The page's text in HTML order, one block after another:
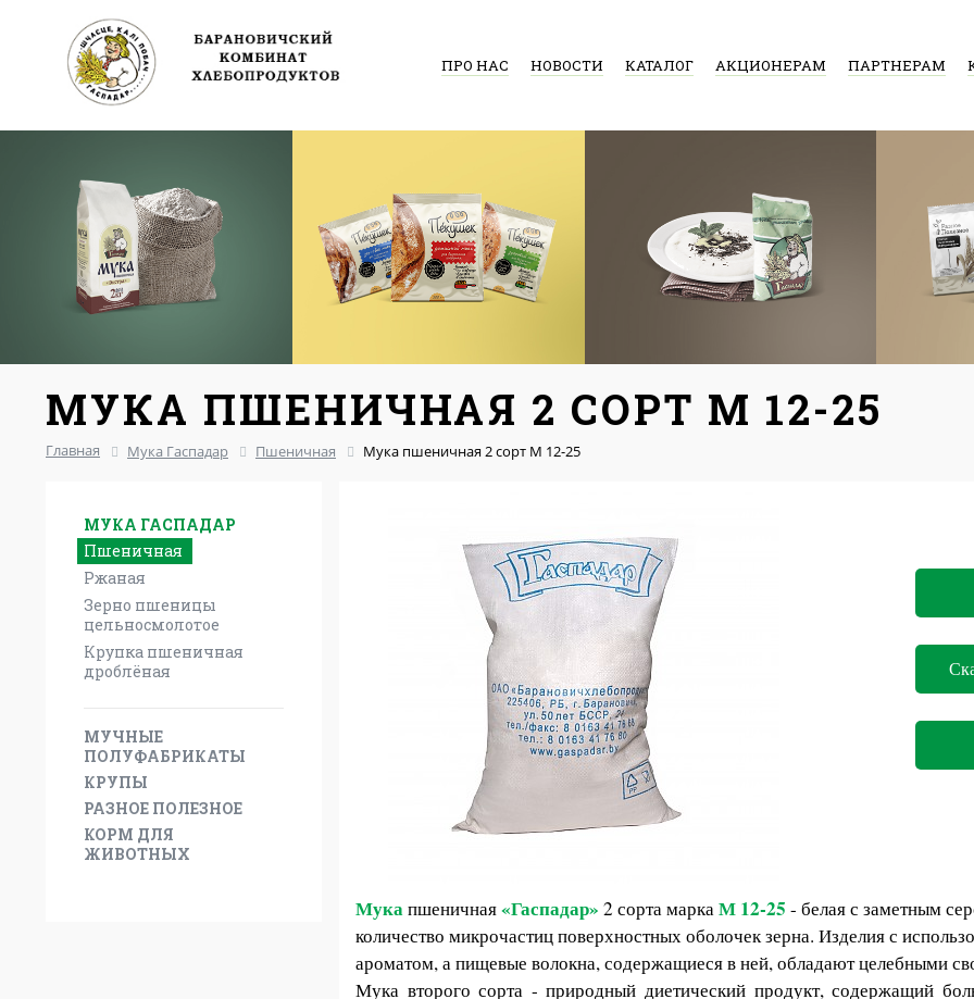
ПРО НАС НОВОСТИ КАТАЛОГ АКЦИОНЕРАМ ПАРТНЕРАМ
МУКА ПШЕНИЧНАЯ 2 СОРТ М 12-25
Главная Мука Гаспадар Пшеничная Мука пшеничная 2 сорт М 12-25
МУКА ГАСПАДАР
Пшеничная
Ржаная
Зерно пшеницы
цельносмолотое
Крупка пшеничная
дроблёная
МУЧНЫЕ
ПОЛУФАБРИКАТЫ
КРУПЫ
РАЗНОЕ ПОЛЕЗНОЕ
КОРМ ДЛЯ
ЖИВОТНЫХ
Мукапшеничная«Гаспадар» 2 сорта маркаМ 12-25 - белая с заметным
количество микрочастиц поверхностных оболочек зерна. Изделия с
ароматом, а пищевые волокна, содержащиеся в ней, обладают целебными
Мука второго сорта - природный диетический продукт, содержащий